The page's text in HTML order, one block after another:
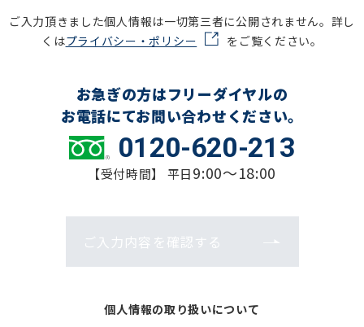
ご入力頂きました個人情報は一切第三者に公開されません。詳し
くはプライバシー・ポリシー をご覧ください。
お急ぎの方はフリーダイヤルの
お電話にてお問い合わせください。
0120-620-213
【受付時間】 平日9:00～18:00
ご入力内容を確認する
個人情報の取り扱いについて